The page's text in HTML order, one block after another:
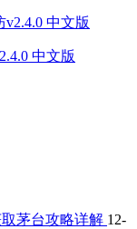
中文版
茅台攻略详解 12-